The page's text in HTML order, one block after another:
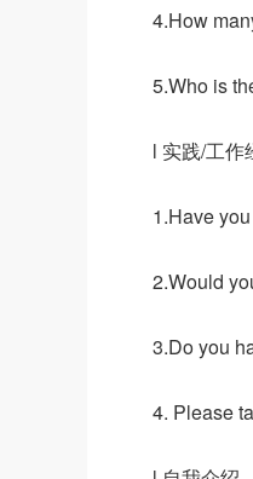
4.How
5.Who is
l 实践/工作
1.Have
2.Would
3.Do you
4. Please